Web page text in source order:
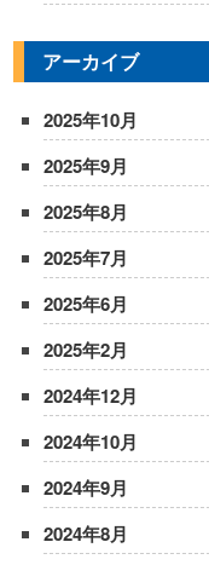
アーカイブ
2025年10月
2025年9月
2025年8月
2025年7月
2025年6月
2025年2月
2024年12月
2024年10月
2024年9月
2024年8月